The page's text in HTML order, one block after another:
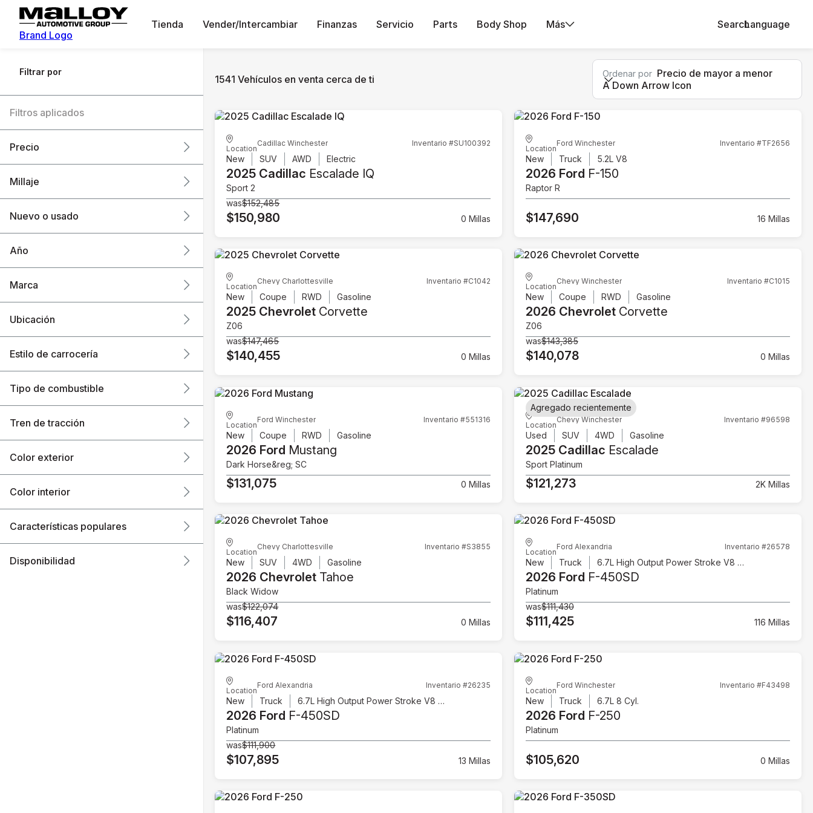
Brand Logo
Tienda Vender/Intercambiar Finanzas Servicio Parts Body Shop Más SearchLanguage
Filtrar por
Filtros aplicados
Precio
Millaje
Nuevo o usado
Año
Marca
Ubicación
Estilo de carrocería
Tipo de combustible
Tren de tracción
Color exterior
Color interior
Características populares
Disponibilidad
1541 Vehículos en venta cerca de ti Ordenar por Precio de mayor a menor
A Down Arrow Icon
Location
Cadillac Winchester Inventario #SU100392
New SUV AWD Electric
2025 Cadillac Escalade IQ
Sport 2
was$152,485
$150,980 0 Millas
Location
Ford Winchester Inventario #TF2656
New Truck 5.2L V8
2026 Ford F-150
Raptor R
$147,690 16 Millas
Location
Chevy Charlottesville Inventario #C1042
New Coupe RWD Gasoline
2025 Chevrolet Corvette
Z06
was$147,465
$140,455 0 Millas
Location
Chevy Winchester Inventario #C1015
New Coupe RWD Gasoline
2026 ChevroletCorvette
Z06
was$143,385
$140,078 0 Millas
Location
Ford Winchester Inventario #551316
New Coupe RWD Gasoline
2026 Ford Mustang
Dark Horse&reg; SC
$131,075 0 Millas
Location
Chevy Winchester Inventario #96598
Used SUV 4WD Gasoline
2025 Cadillac Escalade
Sport Platinum
$121,273 2K Millas
Agregado recientemente
Location
Chevy Charlottesville Inventario #S3855
New SUV 4WD Gasoline
2026 Chevrolet Tahoe
Black Widow
was$122,074
$116,407 0 Millas
Location
Ford Alexandria Inventario #26578
New Truck 6.7L High Output Power Stroke V8 Diesel
2026 Ford F-450SD
Platinum
was$111,430
$111,425 116 Millas
Location
Ford Alexandria Inventario #26235
New Truck 6.7L High Output Power Stroke V8 Diesel
2026 Ford F-450SD
Platinum
was$111,900
$107,895 13 Millas
Location
Ford Winchester Inventario #F43498
New Truck 6.7L 8 Cyl.
2026 Ford F-250
Platinum
$105,620 0 Millas